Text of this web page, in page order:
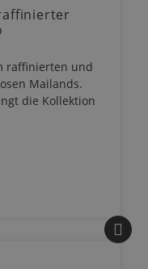
raffinierten und
Mailands.
die Kollektion